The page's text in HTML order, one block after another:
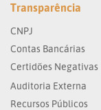
Transparência
CNPJ
Contas Bancárias
Certidões Negativas
Auditoria Externa
Recursos Públicos